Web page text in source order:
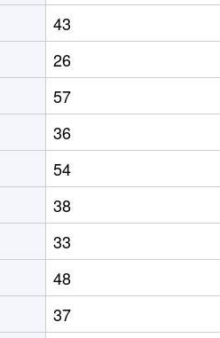
43
26
57
36
54
38
33
48
37